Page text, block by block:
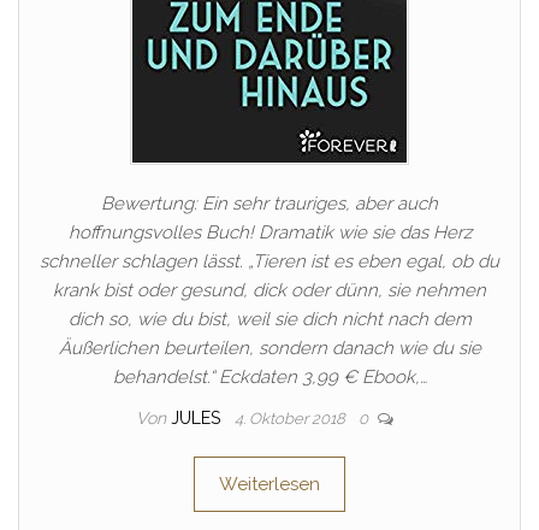
Bewertung: Ein sehr trauriges, aber auch
hoffnungsvolles Buch! Dramatik wie sie das Herz
schneller schlagen lässt. „Tieren ist es eben egal, ob du
krank bist oder gesund, dick oder dünn, sie nehmen
dich so, wie du bist, weil sie dich nicht nach dem
Äußerlichen beurteilen, sondern danach wie du sie
behandelst.“ Eckdaten 3,99 € Ebook,…
Von JULES 4. Oktober 2018 0
Weiterlesen